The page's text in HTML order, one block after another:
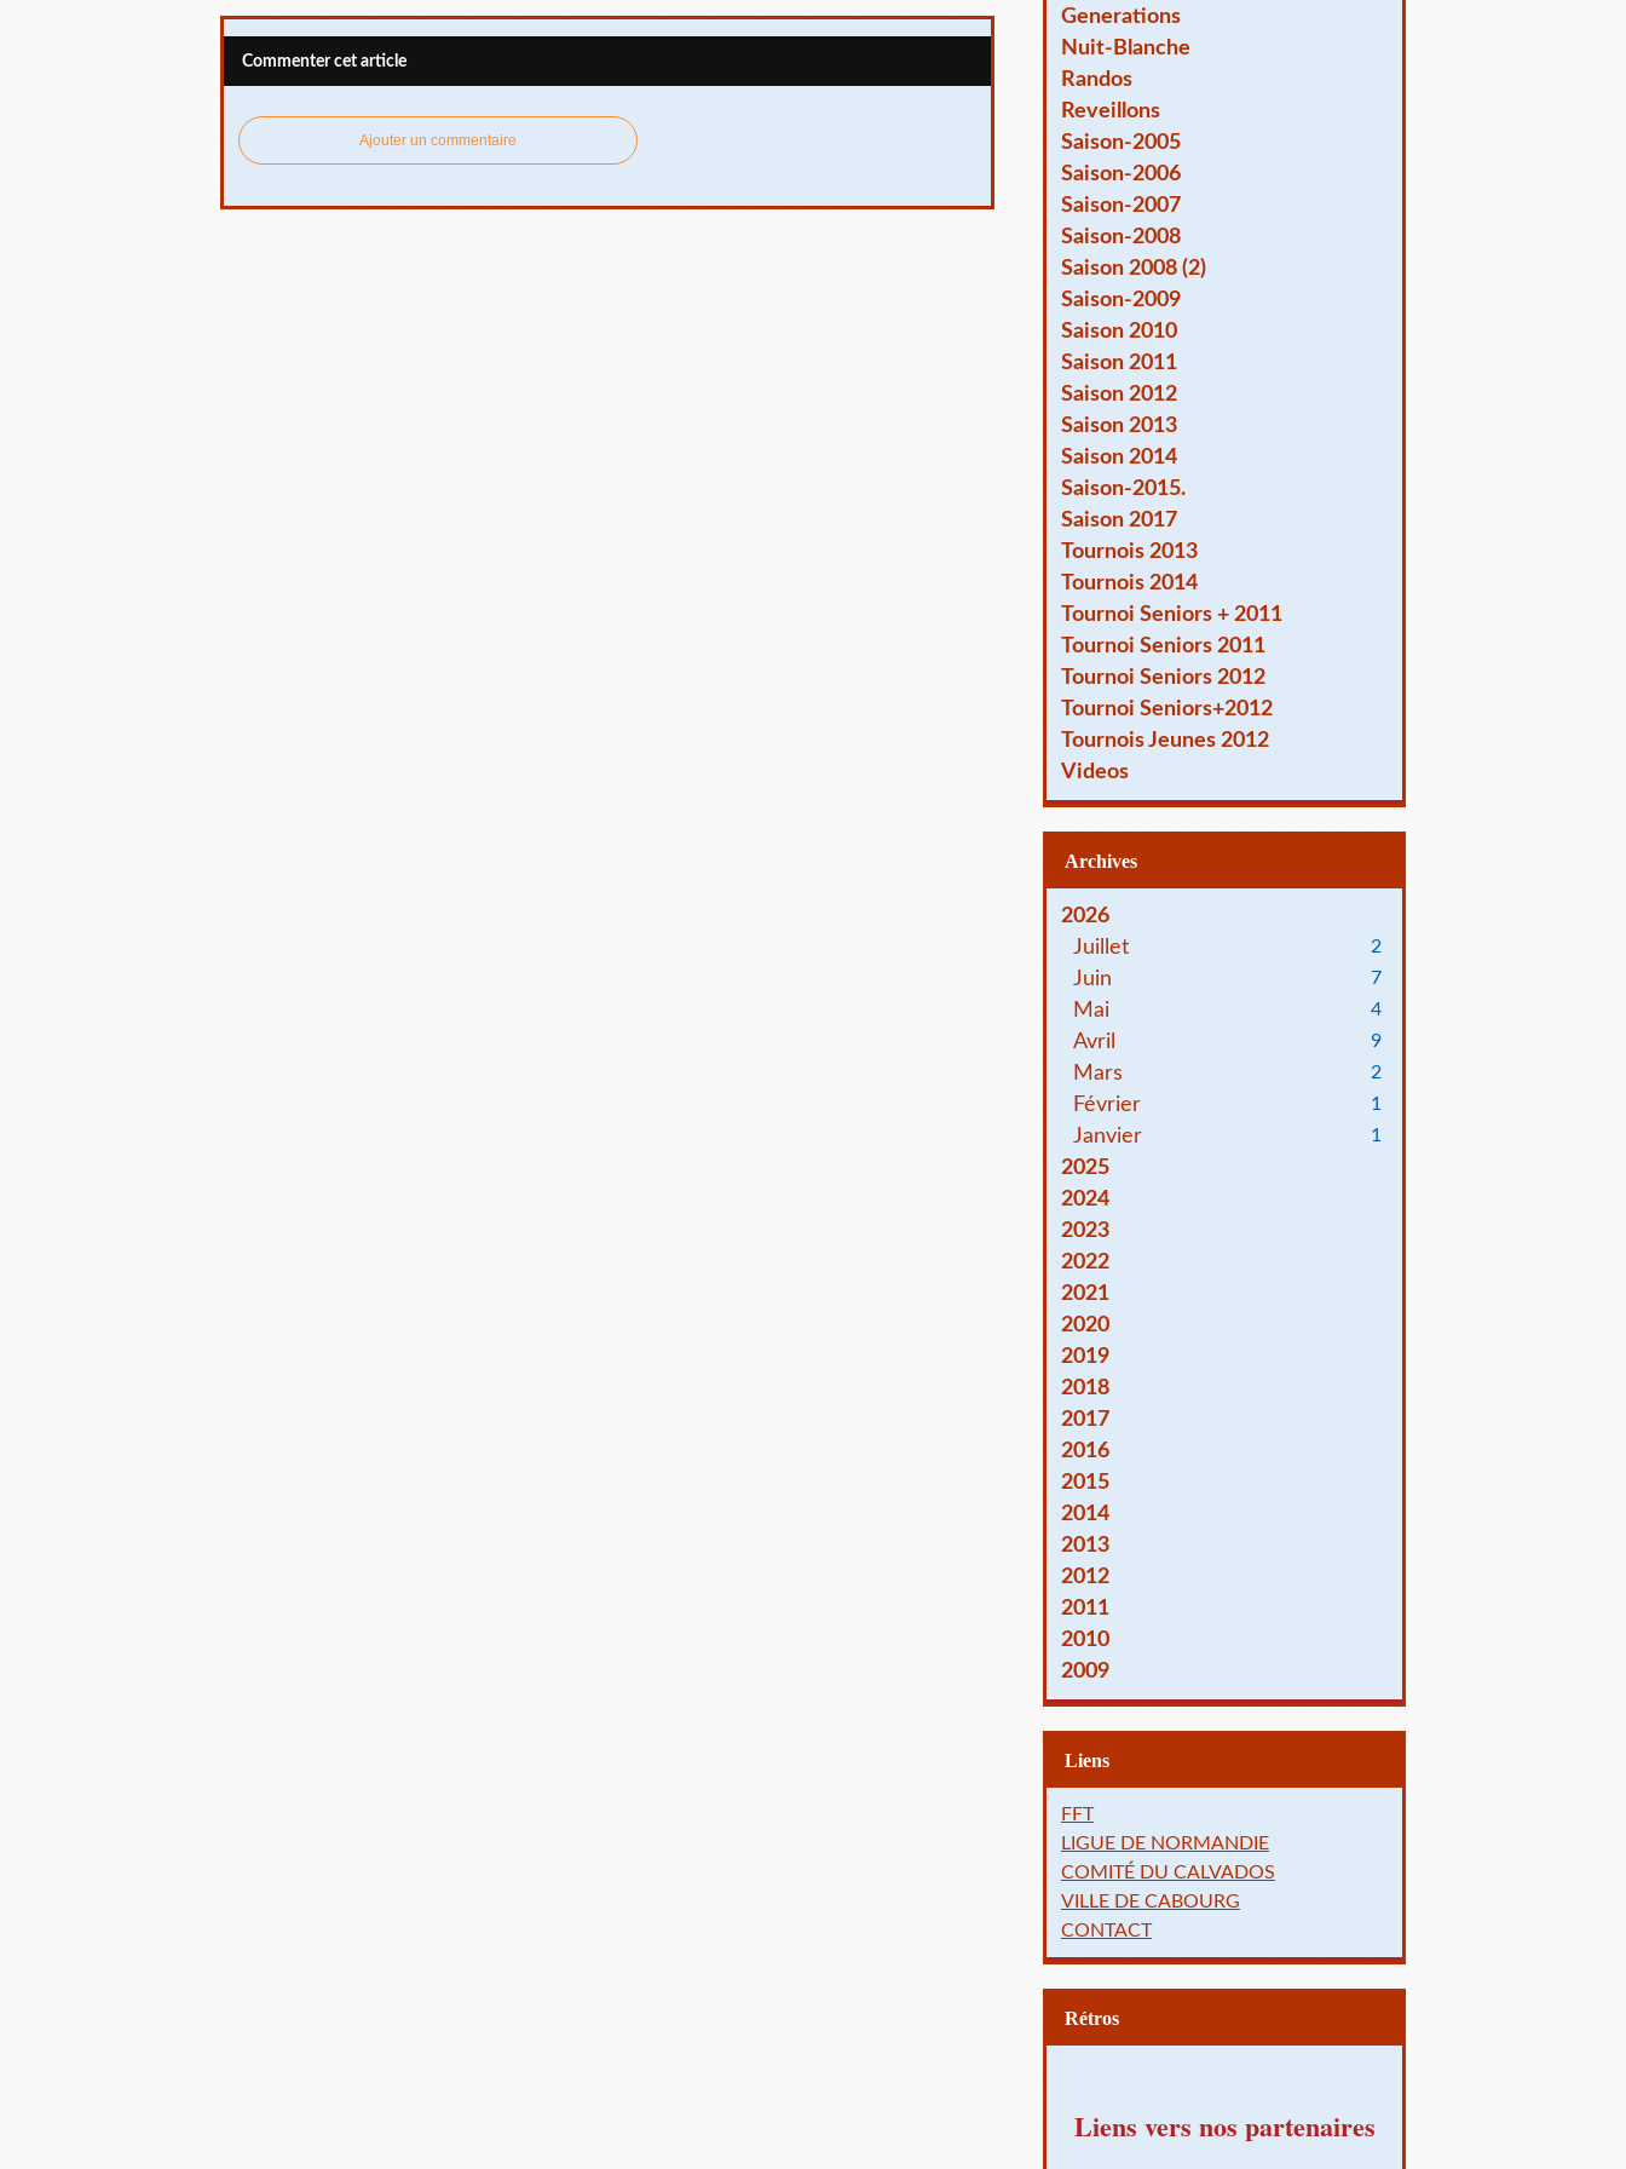
Commenter cet article
Ajouter un commentaire
Generations
Nuit-Blanche
Randos
Reveillons
Saison-2005
Saison-2006
Saison-2007
Saison-2008
Saison 2008 (2)
Saison-2009
Saison 2010
Saison 2011
Saison 2012
Saison 2013
Saison 2014
Saison-2015.
Saison 2017
Tournois 2013
Tournois 2014
Tournoi Seniors + 2011
Tournoi Seniors 2011
Tournoi Seniors 2012
Tournoi Seniors+2012
Tournois Jeunes 2012
Videos
Archives
2026
Juillet
2
Juin 7
Mai 4
Avril 9
Mars 2
Février 1
Janvier 1
2025
2024
2023
2022
2021
2020
2019
2018
2017
2016
2015
2014
2013
2012
2011
2010
2009
Liens
FFT
LIGUE DE NORMANDIE
COMITÉ DU CALVADOS
VILLE DE CABOURG
CONTACT
Rétros
Liens vers nos partenaires